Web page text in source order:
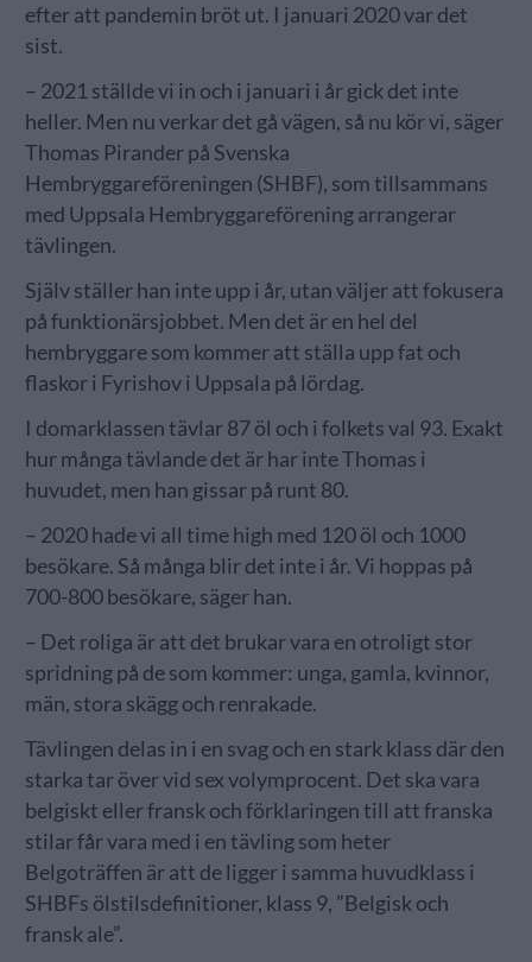
efter att pandemin bröt ut. I januari 2020 var det
sist.
– 2021 ställde vi in och i januari i år gick det inte
heller. Men nu verkar det gå vägen, så nu kör vi, säger
Thomas Pirander på Svenska
Hembryggareföreningen (SHBF), som tillsammans
med Uppsala Hembryggareförening arrangerar
tävlingen.
Själv ställer han inte upp i år, utan väljer att fokusera
på funktionärsjobbet. Men det är en hel del
hembryggare som kommer att ställa upp fat och
flaskor i Fyrishov i Uppsala på lördag.
I domarklassen tävlar 87 öl och i folkets val 93. Exakt
hur många tävlande det är har inte Thomas i
huvudet, men han gissar på runt 80.
– 2020 hade vi all time high med 120 öl och 1000
besökare. Så många blir det inte i år. Vi hoppas på
700-800 besökare, säger han.
– Det roliga är att det brukar vara en otroligt stor
spridning på de som kommer: unga, gamla, kvinnor,
män, stora skägg och renrakade.
Tävlingen delas in i en svag och en stark klass där den
starka tar över vid sex volymprocent. Det ska vara
belgiskt eller fransk och förklaringen till att franska
stilar får vara med i en tävling som heter
Belgoträffen är att de ligger i samma huvudklass i
SHBFs ölstilsdefinitioner, klass 9, ”Belgisk och
fransk ale”.